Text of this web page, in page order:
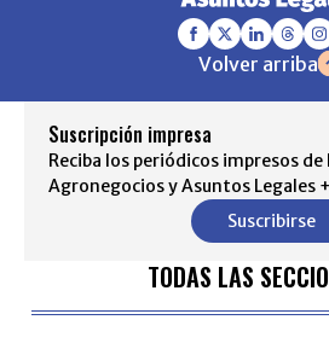
Volver arriba
Suscripción impresa
Reciba los periódicos impresos de
Agronegocios y Asuntos Legales
Suscribirse
TODAS LAS